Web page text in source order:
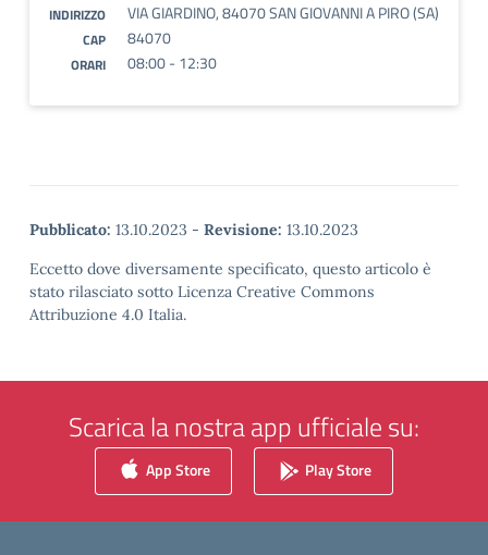
INDIRIZZO VIA GIARDINO, 84070 SAN GIOVANNI A PIRO (SA)
CAP 84070
ORARI 08:00 - 12:30
Pubblicato: 13.10.2023 - Revisione: 13.10.2023
Eccetto dove diversamente specificato, questo articolo è
stato rilasciato sotto Licenza Creative Commons
Attribuzione 4.0 Italia.
Scarica la nostra app ufficiale su:
App Store Play Store